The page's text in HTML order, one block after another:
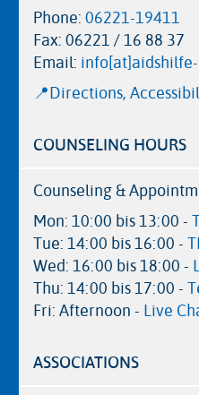
Phone:06221-19411
Fax:06221 / 16 88 37
Email:
📍Directions,
COUNSELING HOURS
Counseling &
Mon: 10:00 bis 13:00 -
Tue: 14:00 bis 16:00 -
Wed: 16:00 bis 18:00 -
Thu: 14:00 bis 17:00 -
Fri: Afternoon - Live
ASSOCIATIONS